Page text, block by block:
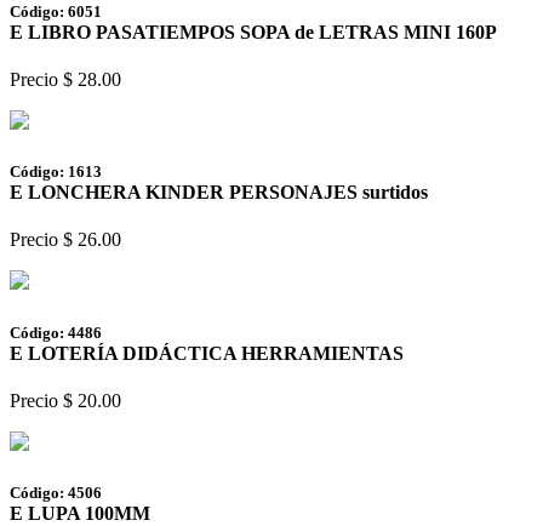
Código: 6051
E LIBRO PASATIEMPOS SOPA de LETRAS MINI 160P
Precio $ 28.00
Código: 1613
E LONCHERA KINDER PERSONAJES surtidos
Precio $ 26.00
Código: 4486
E LOTERÍA DIDÁCTICA HERRAMIENTAS
Precio $ 20.00
Código: 4506
E LUPA 100MM